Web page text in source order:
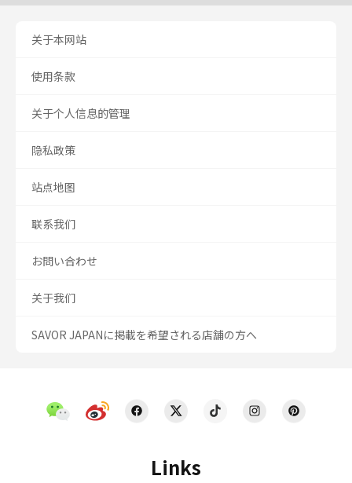
Links
关于本网站
使用条款
关于个人信息的管理
隐私政策
站点地图
联系我们
お問い合わせ
关于我们
SAVOR JAPANに掲載を希望される店舗の方へ